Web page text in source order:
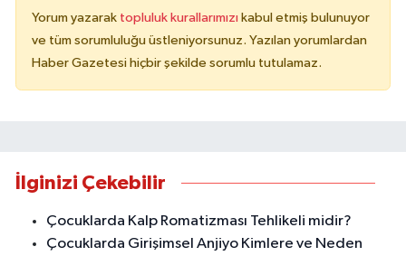
Yorum yazarak topluluk kurallarımızı kabul etmiş bulunuyor
ve tüm sorumluluğu üstleniyorsunuz. Yazılan yorumlardan
Haber Gazetesi hiçbir şekilde sorumlu tutulamaz.
İlginizi Çekebilir
Çocuklarda Kalp Romatizması Tehlikeli midir?
Çocuklarda Girişimsel Anjiyo Kimlere ve Neden